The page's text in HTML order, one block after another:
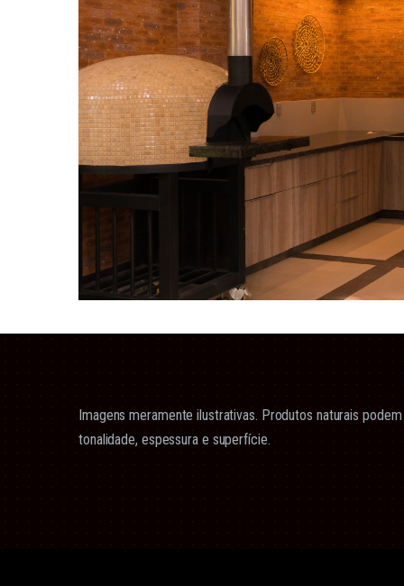
Imagens meramente ilustrativas. Produtos naturais
tonalidade, espessura e superfície.